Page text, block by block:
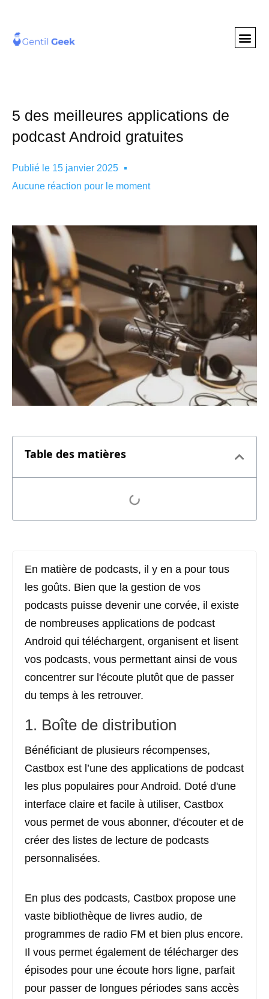
5 des meilleures applications de
podcast Android gratuites
Publié le 15 janvier 2025
Aucune réaction pour le moment
Table des matières
En matière de podcasts, il y en a pour tous
les goûts. Bien que la gestion de vos
podcasts puisse devenir une corvée, il existe
de nombreuses applications de podcast
Android qui téléchargent, organisent et lisent
vos podcasts, vous permettant ainsi de vous
concentrer sur l'écoute plutôt que de passer
du temps à les retrouver.
1. Boîte de distribution
Bénéficiant de plusieurs récompenses,
Castbox est l’une des applications de podcast
les plus populaires pour Android. Doté d'une
interface claire et facile à utiliser, Castbox
vous permet de vous abonner, d'écouter et de
créer des listes de lecture de podcasts
personnalisées.
En plus des podcasts, Castbox propose une
vaste bibliothèque de livres audio, de
programmes de radio FM et bien plus encore.
Il vous permet également de télécharger des
épisodes pour une écoute hors ligne, parfait
pour passer de longues périodes sans accès